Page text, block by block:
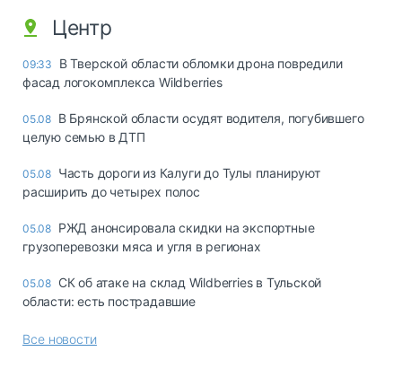
Центр
09:33
В Тверской области обломки дрона повредили
фасад логокомплекса Wildberries
05.08 В Брянской области осудят водителя, погубившего
целую семью в ДТП
05.08 Часть дороги из Калуги до Тулы планируют
расширить до четырех полос
05.08 РЖД анонсировала скидки на экспортные
грузоперевозки мяса и угля в регионах
05.08 СК об атаке на склад Wildberries в Тульской
области: есть пострадавшие
Все новости